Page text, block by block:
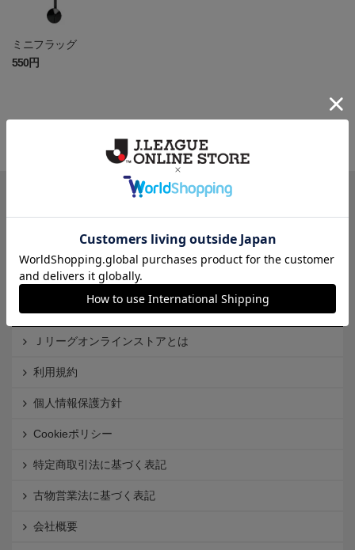
ミニフラッグ
550円
カテゴリから探す
Ｊ1
インフォメーション
Ｊリーグオンラインストアとは
利用規約
個人情報保護方針
Cookieポリシー
特定商取引法に基づく表記
古物営業法に基づく表記
会社概要